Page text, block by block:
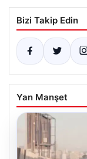
Bizi Takip Edin
Yan Manşet